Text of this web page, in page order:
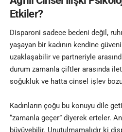
Etkiler?
Disparoni sadece bedeni değil,
yaşayan bir kadının kendine
uzaklaşabilir ve partneriyle
durum zamanla çiftler arasında
soğukluk ve hatta cinsel işlev
Kadınların çoğu bu konuyu dile
“zamanla geçer” diyerek erteler.
büyüyebilir. Unutulmamalıdır ki